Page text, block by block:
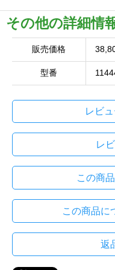
その他の詳細情
販売価格
型番
レビ
レ
この商
この商品に
返